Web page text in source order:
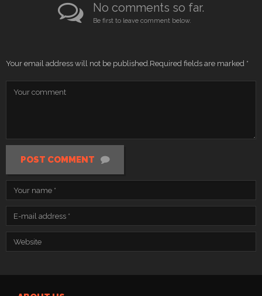
No comments so far.
Be first to leave comment below.
Your email address will not be published.Required fields are marked *
POST COMMENT